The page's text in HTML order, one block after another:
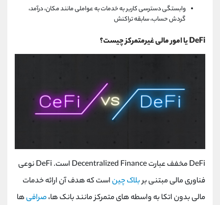
وابستگی دسترسی کاربر به خدمات به عواملی مانند مکان، درآمد،
گردش حساب، سابقه تراکنش
DeFi یا امور مالی غیرمتمرکز چیست؟
DeFi مخفف عبارت Decentralized Finance است. DeFi نوعی
فناوری مالی مبتنی بربلاک چیناست که هدف آن ارائه خدمات
مالی بدون اتکا به واسطه های متمرکز مانند بانک ها،صرافیها